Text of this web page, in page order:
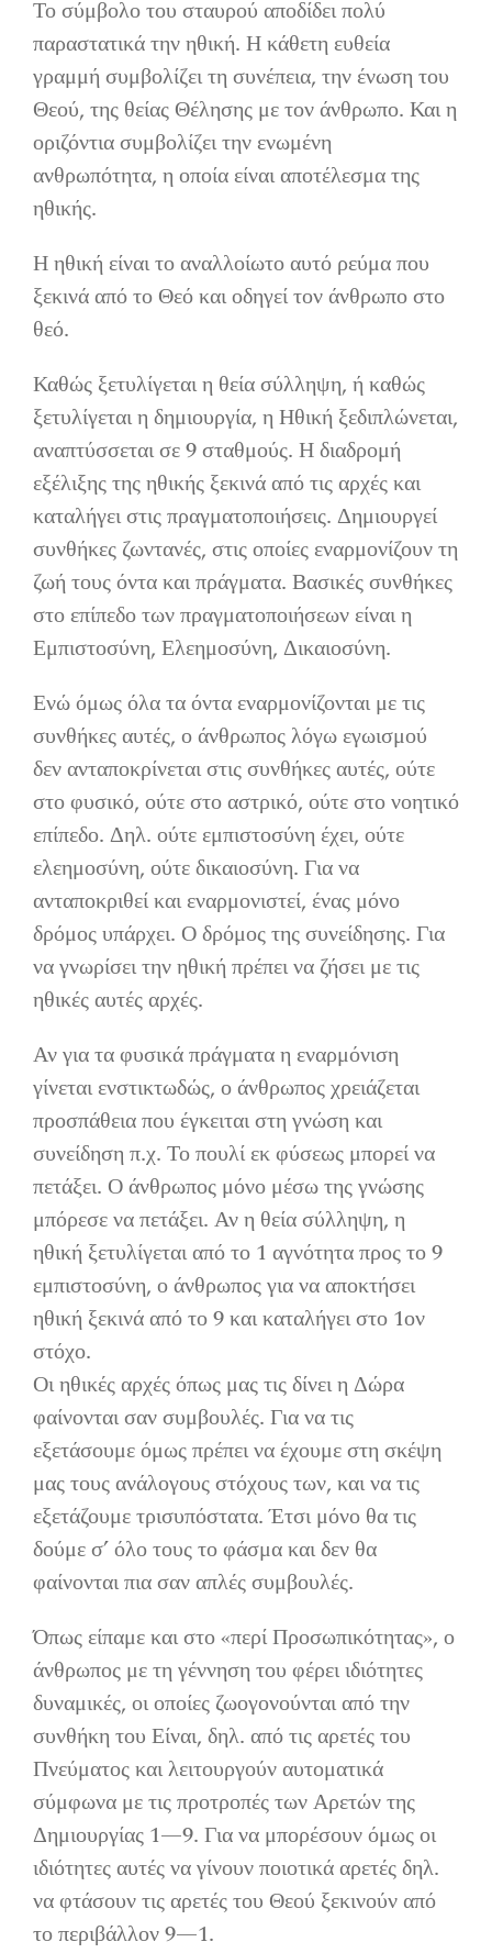
Το σύμβολο του σταυρού αποδίδει πολύ
παραστατικά την ηθική. Η κάθετη ευθεία
γραμμή συμβολίζει τη συνέπεια, την ένωση του
Θεού, της θείας Θέλησης με τον άνθρωπο. Και η
οριζόντια συμβολίζει την ενωμένη
ανθρωπότητα, η οποία είναι αποτέλεσμα της
ηθικής.
Η ηθική είναι το αναλλοίωτο αυτό ρεύμα που
ξεκινά από το Θεό και οδηγεί τον άνθρωπο στο
θεό.
Καθώς ξετυλίγεται η θεία σύλληψη, ή καθώς
ξετυλίγεται η δημιουργία, η Ηθική ξεδιπλώνεται,
αναπτύσσεται σε 9 σταθμούς. Η διαδρομή
εξέλιξης της ηθικής ξεκινά από τις αρχές και
καταλήγει στις πραγματοποιήσεις. Δημιουργεί
συνθήκες ζωντανές, στις οποίες εναρμονίζουν τη
ζωή τους όντα και πράγματα. Βασικές συνθήκες
στο επίπεδο των πραγματοποιήσεων είναι η
Εμπιστοσύνη, Ελεημοσύνη, Δικαιοσύνη.
Ενώ όμως όλα τα όντα εναρμονίζονται με τις
συνθήκες αυτές, ο άνθρωπος λόγω εγωισμού
δεν ανταποκρίνεται στις συνθήκες αυτές, ούτε
στο φυσικό, ούτε στο αστρικό, ούτε στο νοητικό
επίπεδο. Δηλ. ούτε εμπιστοσύνη έχει, ούτε
ελεημοσύνη, ούτε δικαιοσύνη. Για να
ανταποκριθεί και εναρμονιστεί, ένας μόνο
δρόμος υπάρχει. Ο δρόμος της συνείδησης. Για
να γνωρίσει την ηθική πρέπει να ζήσει με τις
ηθικές αυτές αρχές.
Αν για τα φυσικά πράγματα η εναρμόνιση
γίνεται ενστικτωδώς, ο άνθρωπος χρειάζεται
προσπάθεια που έγκειται στη γνώση και
συνείδηση π.χ. Το πουλί εκ φύσεως μπορεί να
πετάξει. Ο άνθρωπος μόνο μέσω της γνώσης
μπόρεσε να πετάξει. Αν η θεία σύλληψη, η
ηθική ξετυλίγεται από το 1 αγνότητα προς το 9
εμπιστοσύνη, ο άνθρωπος για να αποκτήσει
ηθική ξεκινά από το 9 και καταλήγει στο 1ον
στόχο.
Οι ηθικές αρχές όπως μας τις δίνει η Δώρα
φαίνονται σαν συμβουλές. Για να τις
εξετάσουμε όμως πρέπει να έχουμε στη σκέψη
μας τους ανάλογους στόχους των, και να τις
εξετάζουμε τρισυπόστατα. Έτσι μόνο θα τις
δούμε σ’ όλο τους το φάσμα και δεν θα
φαίνονται πια σαν απλές συμβουλές.
Όπως είπαμε και στο «περί Προσωπικότητας», ο
άνθρωπος με τη γέννηση του φέρει ιδιότητες
δυναμικές, οι οποίες ζωογονούνται από την
συνθήκη του Είναι, δηλ. από τις αρετές του
Πνεύματος και λειτουργούν αυτοματικά
σύμφωνα με τις προτροπές των Αρετών της
Δημιουργίας 1—9. Για να μπορέσουν όμως οι
ιδιότητες αυτές να γίνουν ποιοτικά αρετές δηλ.
να φτάσουν τις αρετές του Θεού ξεκινούν από
το περιβάλλον 9—1.